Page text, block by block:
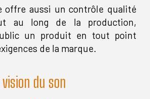
offre aussi un contrôle qualité
au long de la production,
un produit en tout point
de la marque.
du son